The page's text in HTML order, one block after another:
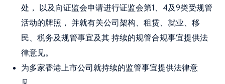
处， 以及向证监会申请进行证监会第1、4及9类受规管
活动的牌照， 并就有关公司架构、租赁、就业、移
民、税务及规管事宜及其 持续的规管合规事宜提供法
律意见。
为多家香港上市公司就持续的监管事宜提供法律意